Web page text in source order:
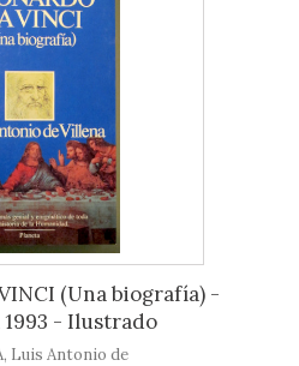
(Una biografía) -
- Ilustrado
Luis Antonio de